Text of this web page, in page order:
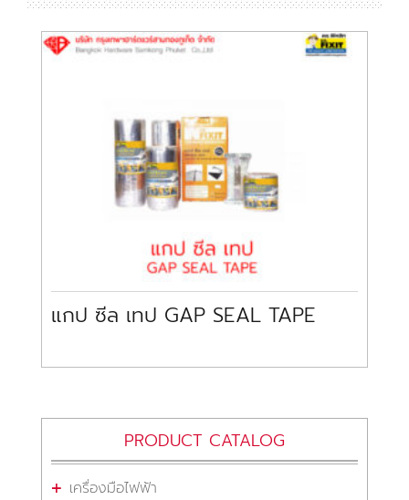
แกป ซีล เทป GAP SEAL TAPE
PRODUCT CATALOG
เครื่องมือไฟฟ้า